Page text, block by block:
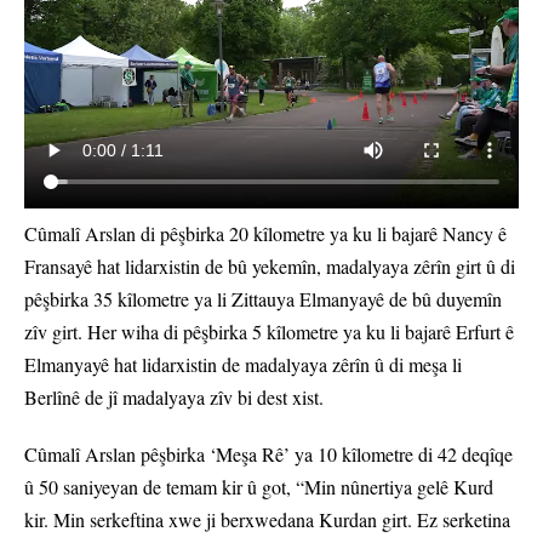
Cûmalî Arslan di pêşbirka 20 kîlometre ya ku li bajarê Nancy ê
Fransayê hat lidarxistin de bû yekemîn, madalyaya zêrîn girt û di
pêşbirka 35 kîlometre ya li Zittauya Elmanyayê de bû duyemîn
zîv girt. Her wiha di pêşbirka 5 kîlometre ya ku li bajarê Erfurt ê
Elmanyayê hat lidarxistin de madalyaya zêrîn û di meşa li
Berlînê de jî madalyaya zîv bi dest xist.
Cûmalî Arslan pêşbirka ‘Meşa Rê’ ya 10 kîlometre di 42 deqîqe
û 50 saniyeyan de temam kir û got, “Min nûnertiya gelê Kurd
kir. Min serkeftina xwe ji berxwedana Kurdan girt. Ez serketina